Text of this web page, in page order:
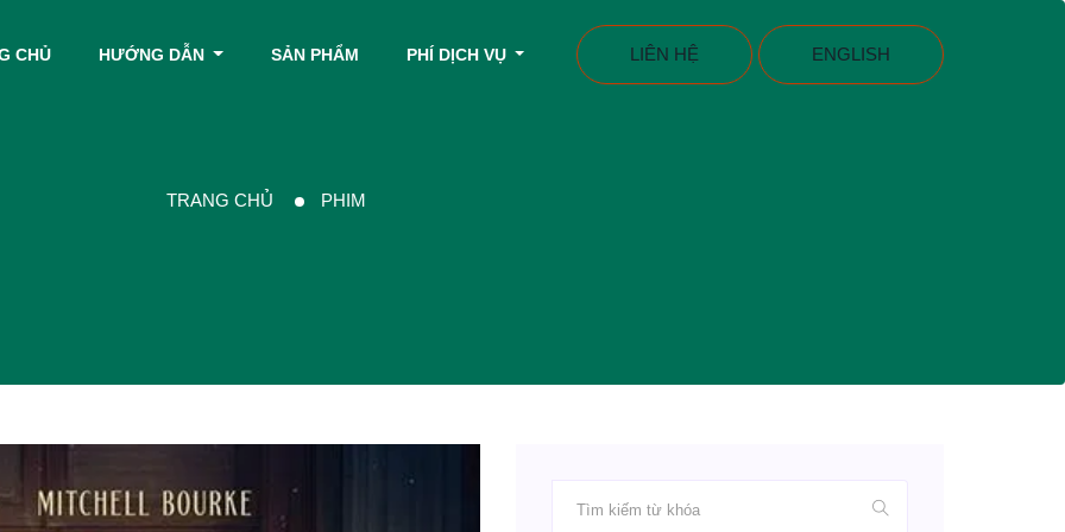
CHỦ HƯỚNG DẪN SẢN PHẨM PHÍ DỊCH VỤ LIÊN HỆ ENGLISH
TRANG CHỦ PHIM